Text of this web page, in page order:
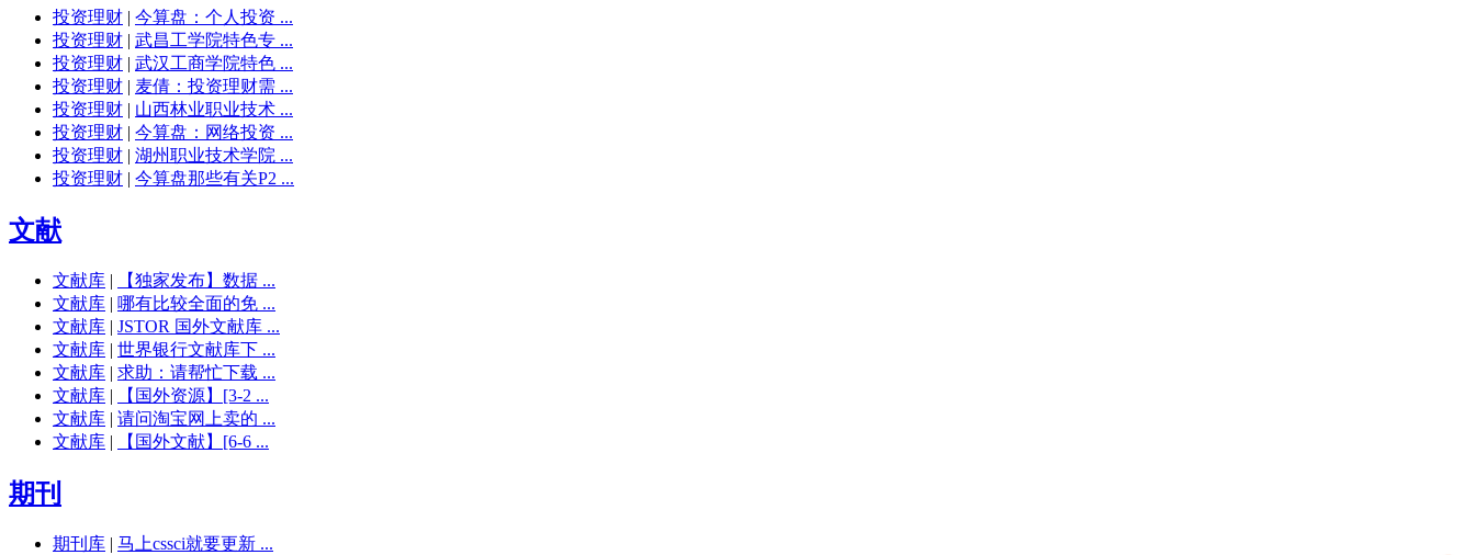
投资理财 | 今算盘：个人投资 ...
投资理财 | 武昌工学院特色专 ...
投资理财 | 武汉工商学院特色 ...
投资理财 | 麦倩：投资理财需 ...
投资理财 | 山西林业职业技术 ...
投资理财 | 今算盘：网络投资 ...
投资理财 | 湖州职业技术学院 ...
投资理财 | 今算盘那些有关P2 ...
文献
文献库 |
【独家发布】数据 ...
文献库 | 哪有比较全面的免 ...
文献库 | JSTOR 国外文献库 ...
文献库 | 世界银行文献库下 ...
文献库 | 求助：请帮忙下载 ...
文献库 |
【国外资源】[3-2 ...
文献库 | 请问淘宝网上卖的 ...
文献库 | 【国外文献】[6-6 ...
期刊
期刊库 | 马上cssci就要更新 ...